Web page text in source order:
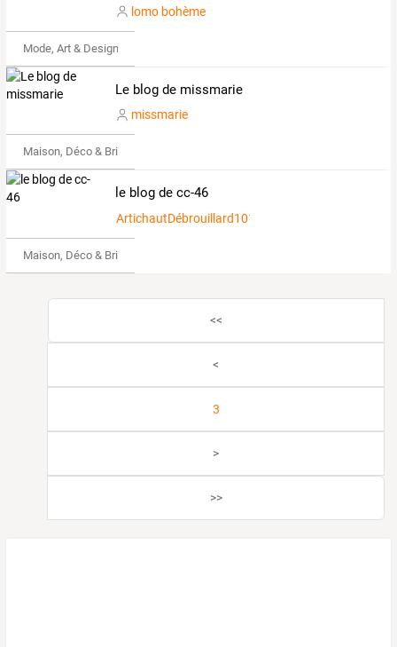
lomo bohème
Mode, Art & Design
Le blog de missmarie
missmarie
Maison, Déco & Bricolage
le blog de cc-46
ArtichautDébrouillard1012849
Maison, Déco & Bricolage
<<
<
3
>
>>